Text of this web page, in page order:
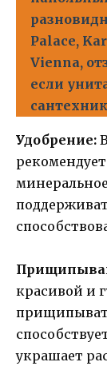
Palace,
Vienna,
если
Удобрение:
красивой и
украшает